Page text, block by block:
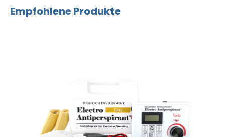
Empfohlene Produkte